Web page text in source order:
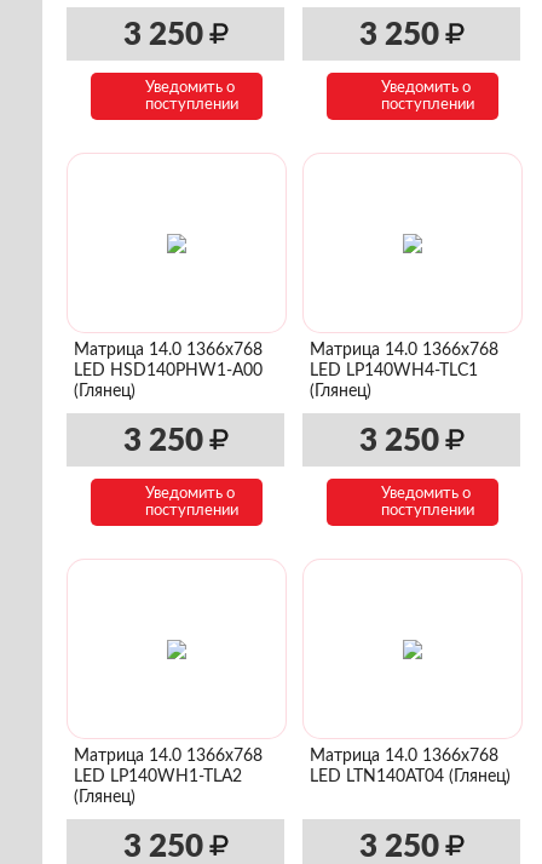
3 250
Уведомить о
поступлении
3 250
Уведомить о
поступлении
Матрица 14.0 1366x768
LED HSD140PHW1-A00
(Глянец)
3 250
Уведомить о
поступлении
Матрица 14.0 1366x768
LED LP140WH4-TLC1
(Глянец)
3 250
Уведомить о
поступлении
Матрица 14.0 1366x768
LED LP140WH1-TLA2
(Глянец)
3 250
Матрица 14.0 1366x768
LED LTN140AT04 (Глянец)
3 250